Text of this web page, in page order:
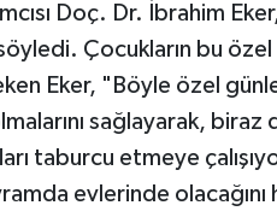
Doç. Dr. İbrahim
Çocukların bu özel
Eker, "Böyle özel
sağlayarak, biraz
taburcu etmeye
evlerinde